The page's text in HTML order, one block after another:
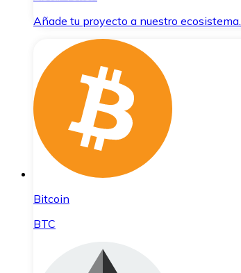
Añade tu proyecto a nuestro ecosistema.
Bitcoin
BTC